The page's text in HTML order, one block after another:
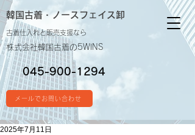
韓国古着・ノースフェイス卸
古着仕入れと販売支援なら
株式会社韓国古着の5WINS
045-900-1294
メールでお問い合わせ
2025年7月11日